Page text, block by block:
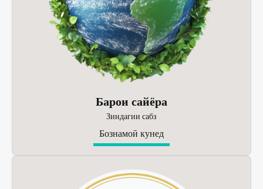
Барои сайёра
Зиндагии сабз
Бознамоӣ кунед